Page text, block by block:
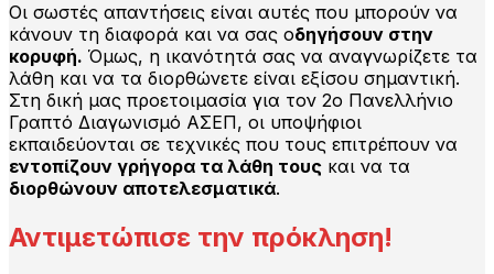
Οι σωστές απαντήσεις είναι αυτές που μπορούν να
κάνουν τη διαφορά και να σας οδηγήσουν στην
κορυφή. Όμως, η ικανότητά σας να αναγνωρίζετε τα
λάθη και να τα διορθώνετε είναι εξίσου σημαντική.
Στη δική μας προετοιμασία για τον 2ο Πανελλήνιο
Γραπτό Διαγωνισμό ΑΣΕΠ, οι υποψήφιοι
εκπαιδεύονται σε τεχνικές που τους επιτρέπουν να
εντοπίζουν γρήγορα τα λάθη τους και να τα
διορθώνουν αποτελεσματικά.
Αντιμετώπισε την πρόκληση!